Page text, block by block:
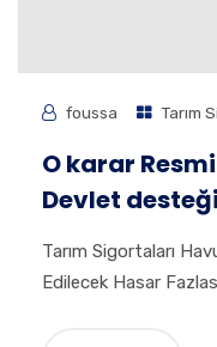
foussa Tarım
O karar
Devlet
Tarım Sigortaları
Edilecek Hasar